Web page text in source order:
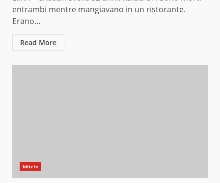
entrambi mentre mangiavano in un ristorante.
Erano...
Read More
blitztv